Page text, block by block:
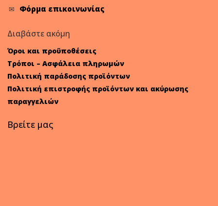
Φόρμα επικοινωνίας
Διαβάστε ακόμη
Όροι και προϋποθέσεις
Τρόποι – Ασφάλεια πληρωμών
Πολιτική παράδοσης προϊόντων
Πολιτική επιστροφής προϊόντων και ακύρωσης
παραγγελιών
Βρείτε μας